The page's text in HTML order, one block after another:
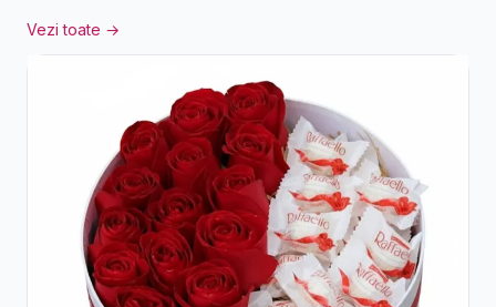
Vezi toate →